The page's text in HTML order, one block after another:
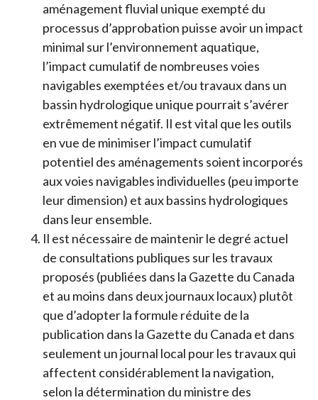
aménagement fluvial unique exempté du
processus d’approbation puisse avoir un impact
minimal sur l’environnement aquatique,
l’impact cumulatif de nombreuses voies
navigables exemptées et/ou travaux dans un
bassin hydrologique unique pourrait s’avérer
extrêmement négatif. Il est vital que les outils
en vue de minimiser l’impact cumulatif
potentiel des aménagements soient incorporés
aux voies navigables individuelles (peu importe
leur dimension) et aux bassins hydrologiques
dans leur ensemble.
Il est nécessaire de maintenir le degré actuel
de consultations publiques sur les travaux
proposés (publiées dans la Gazette du Canada
et au moins dans deux journaux locaux) plutôt
que d’adopter la formule réduite de la
publication dans la Gazette du Canada et dans
seulement un journal local pour les travaux qui
affectent considérablement la navigation,
selon la détermination du ministre des